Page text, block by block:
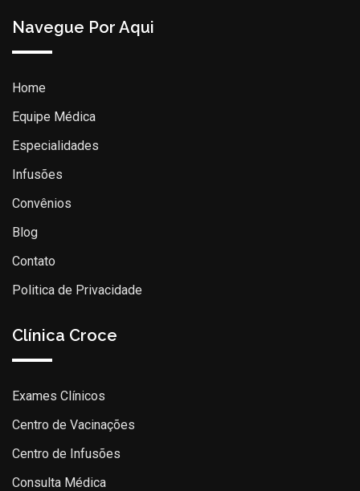
Navegue Por Aqui
Home
Equipe Médica
Especialidades
Infusões
Convênios
Blog
Contato
Politica de Privacidade
Clínica Croce
Exames Clínicos
Centro de Vacinações
Centro de Infusões
Consulta Médica